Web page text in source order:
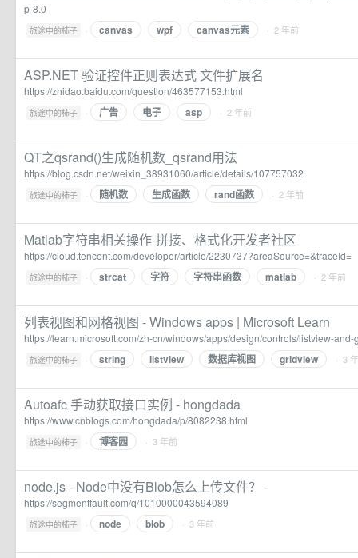
p-8.0
旅途中的柿子 · canvas wpf canvas元素 · 2 年前
ASP.NET 验证控件正则表达式 文件扩展名
https://zhidao.baidu.com/question/463577153.html
旅途中的柿子 · 广告 电子 asp · 2 年前
QT之qsrand()生成随机数_qsrand用法
https://blog.csdn.net/weixin_38931060/article/details/107757032
旅途中的柿子 · 随机数 生成函数 rand函数 · 2 年前
Matlab字符串相关操作-拼接、格式化开发者社区
https://cloud.tencent.com/developer/article/2230737?areaSource=&traceId=
旅途中的柿子 · strcat 字符 字符串函数 matlab · 2 年前
列表视图和网格视图 - Windows apps | Microsoft Learn
https://learn.microsoft.com/zh-cn/windows/apps/design/controls/listview-and-
旅途中的柿子 · string listview 数据库视图 gridview · 3
Autoafc 手动获取接口实例 - hongdada
https://www.cnblogs.com/hongdada/p/8082238.html
旅途中的柿子 · 博客园 · 3 年前
node.js - Node中没有Blob怎么上传文件？ -
https://segmentfault.com/q/1010000043594089
旅途中的柿子 · node blob · 3 年前